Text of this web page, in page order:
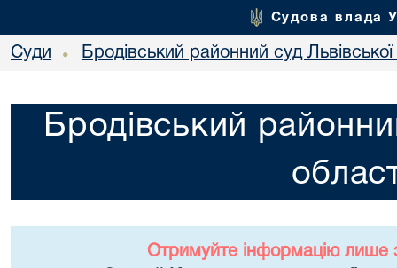
Судова влада
Суди • Бродівський районний суд Львівської
Бродівський
Отримуйте інформацію лише